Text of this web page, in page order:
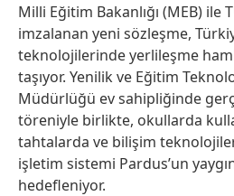
Milli Eğitim Bakanlığı (MEB) ile
imzalanan yeni sözleşme,
teknolojilerinde yerlileşme
taşıyor. Yenilik ve Eğitim
Müdürlüğü ev sahipliğinde
töreniyle birlikte, okullarda
tahtalarda ve bilişim
işletim sistemi Pardus’un
hedefleniyor.